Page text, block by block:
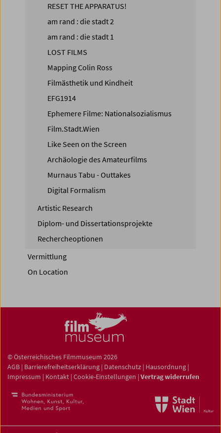
RESET THE APPARATUS!
am rand : die stadt 2
am rand : die stadt 1
LOST FILMS
Mapping Colin Ross
Filmästhetik und Kindheit
EFG1914
Ephemere Filme: Nationalsozialismus
Film.Stadt.Wien
Like Seen on the Screen
Archäologie des Amateurfilms
Murnaus Tabu - Outtakes
Digital Formalism
Artistic Research
Diplom- und Dissertationsprojekte
Rechercheoptionen
Vermittlung
On Location
© Österreichisches Filmmuseum 2026
AGB | Barrierefreiheitserklärung | Datenschutz | Hausordnung |
Impressum | Kontakt | Cookie-Einstellungen | Vertrag widerrufen